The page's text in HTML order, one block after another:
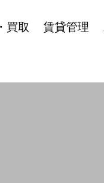
買取 賃貸管理